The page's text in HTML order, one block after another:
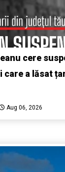
cere
care a lăsat
Aug 06, 2026